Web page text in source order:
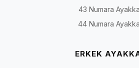
43 Numara
44 Numara
ERKEK